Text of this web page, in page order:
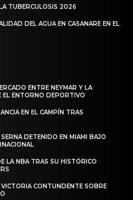
TUBERCULOSIS 2026
DEL AGUA EN CASANARE EN EL
ENTRE NEYMAR Y LA
EL ENTORNO DEPORTIVO
EN EL CAMPÍN TRAS
DETENIDO EN MIAMI BAJO
LA NBA TRAS SU HISTÓRICO
CONTUNDENTE SOBRE